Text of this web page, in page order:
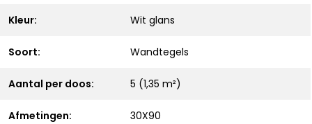
Kleur: Wit glans
Soort: Wandtegels
Aantal per doos: 5 (1,35 m²)
Afmetingen: 30X90